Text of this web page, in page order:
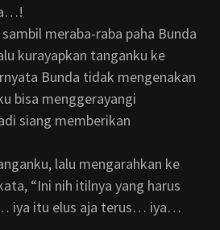
kurayapkan tanganku ke
Bunda tidak mengenakan
bisa menggerayangi
siang memberikan
“Ini nih itilnya yang harus
iya itu elus aja terus… iya…